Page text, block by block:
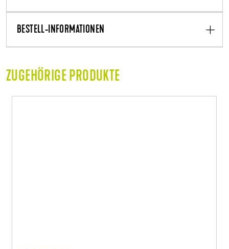
BESTELL-INFORMATIONEN
ZUGEHÖRIGE PRODUKTE